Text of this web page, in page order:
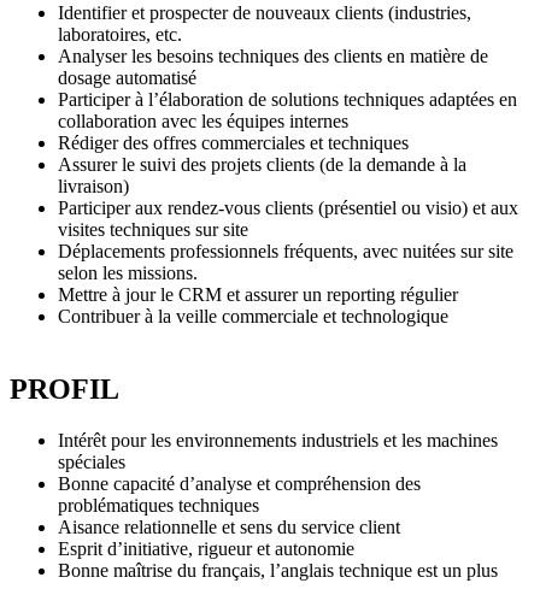
Identifier et prospecter de nouveaux clients (industries,
laboratoires, etc.
Analyser les besoins techniques des clients en matière de
dosage automatisé
Participer à l’élaboration de solutions techniques adaptées en
collaboration avec les équipes internes
Rédiger des offres commerciales et techniques
Assurer le suivi des projets clients (de la demande à la
livraison)
Participer aux rendez-vous clients (présentiel ou visio) et aux
visites techniques sur site
Déplacements professionnels fréquents, avec nuitées sur site
selon les missions.
Mettre à jour le CRM et assurer un reporting régulier
Contribuer à la veille commerciale et technologique
PROFIL
Intérêt pour les environnements industriels et les machines
spéciales
Bonne capacité d’analyse et compréhension des
problématiques techniques
Aisance relationnelle et sens du service client
Esprit d’initiative, rigueur et autonomie
Bonne maîtrise du français, l’anglais technique est un plus